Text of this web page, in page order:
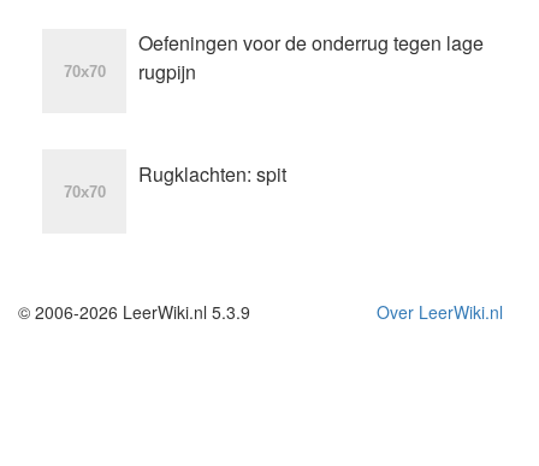
Oefeningen voor de onderrug tegen lage
rugpijn
Rugklachten: spit
Over LeerWiki.nl
© 2006-2026 LeerWiki.nl 5.3.9